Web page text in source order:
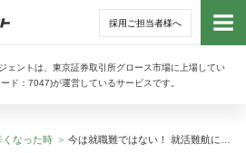
採用ご担当者様へ
ェントは、東京証券取引所グロース市場に上場してい
ド：7047)が運営しているサービスです。
トッ
くなった時